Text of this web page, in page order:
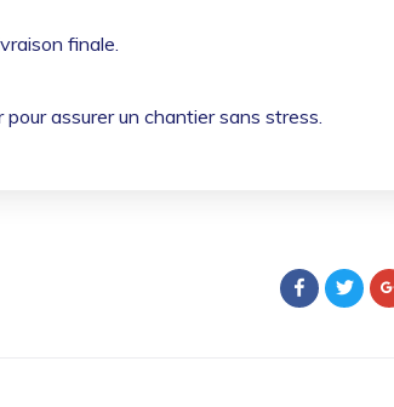
finale.
assurer un chantier sans stress.